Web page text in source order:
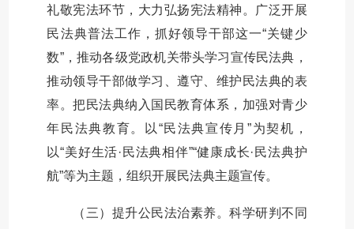
礼敬宪法环节，大力弘扬宪法精神。广泛开展
民法典普法工作，抓好领导干部这一“关键少
数”，推动各级党政机关带头学习宣传民法典，
推动领导干部做学习、遵守、维护民法典的表
率。把民法典纳入国民教育体系，加强对青少
年民法典教育。以“民法典宣传月”为契机，
以“美好生活·民法典相伴”“健康成长·民法典护
航”等为主题，组织开展民法典主题宣传。
（三）提升公民法治素养。科学研判不同